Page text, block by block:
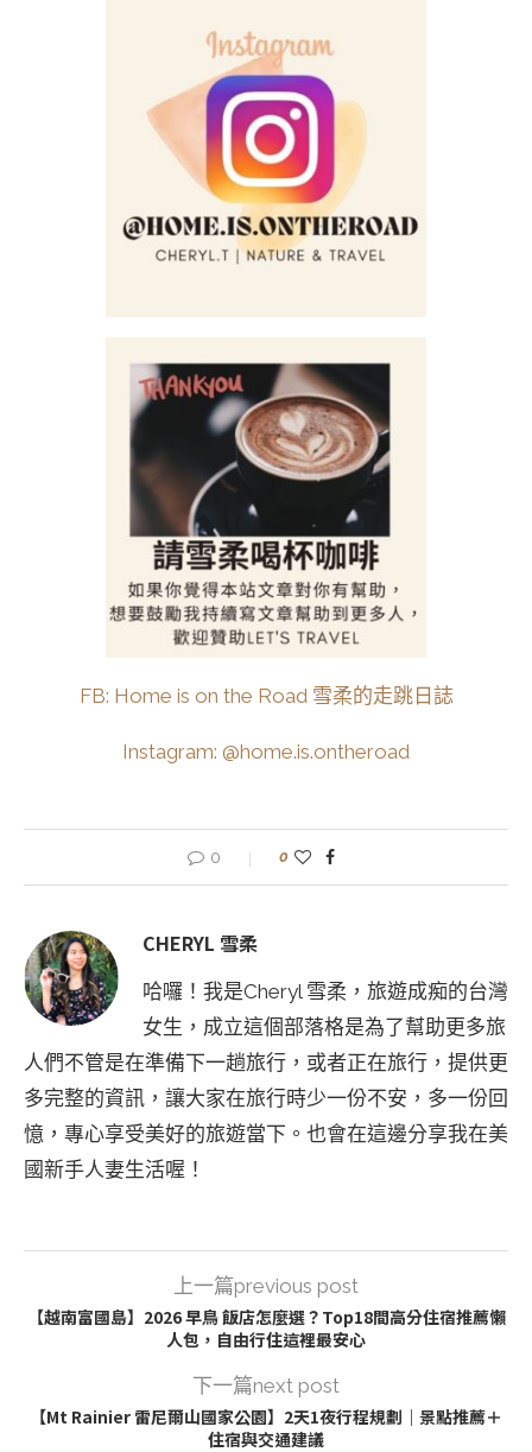
FB: Home is on the Road 雪柔的走跳日誌
Instagram: @home.is.ontheroad
0 0
CHERYL 雪柔
哈囉！我是Cheryl 雪柔，旅遊成痴的台灣
女生，成立這個部落格是為了幫助更多旅
人們不管是在準備下一趟旅行，或者正在旅行，提供更
多完整的資訊，讓大家在旅行時少一份不安，多一份回
憶，專心享受美好的旅遊當下。也會在這邊分享我在美
國新手人妻生活喔！
上一篇previous post
【越南富國島】2026 早鳥 飯店怎麼選？Top18間高分住宿推薦懶
人包，自由行住這裡最安心
下一篇next post
【Mt Rainier 雷尼爾山國家公園】2天1夜行程規劃｜景點推薦＋
住宿與交通建議